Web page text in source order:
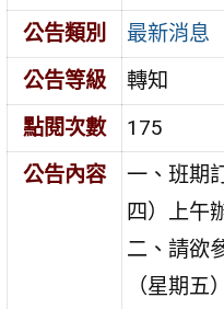
公告類別
最新消息
公告等級
轉知
點閱次數
175
公告內容
一、班期
四）上午
二、請欲
（星期五